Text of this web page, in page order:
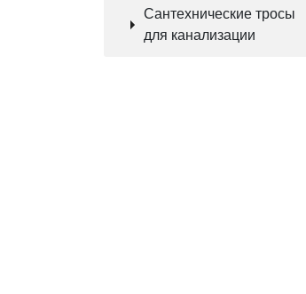
Сантехнические тросы
для канализации